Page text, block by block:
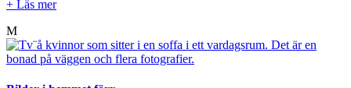
+ Läs mer
M